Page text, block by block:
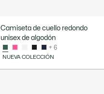
Camiseta de cuello redondo
unisex de algodón
+ 6
NUEVA COLECCIÓN